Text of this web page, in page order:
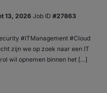
13, 2026
#27863
#ITManagement #Cloud
zijn we op zoek naar een IT
wil opnemen binnen het […]